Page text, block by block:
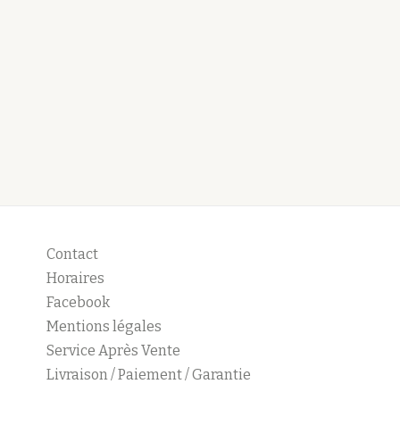
Contact
Horaires
Facebook
Mentions légales
Service Après Vente
Livraison / Paiement / Garantie